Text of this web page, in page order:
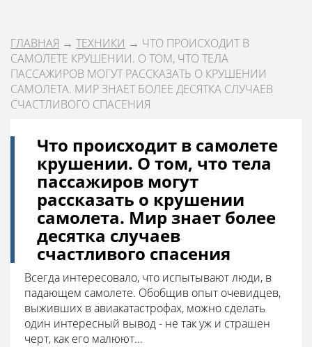
ГЛАВНАЯ → ТЕХНИКИ → ЧТО ПРОИСХОДИТ В
САМОЛЕТЕ КРУШЕНИИ. О ТОМ, ЧТО ТЕЛА
ПАССАЖИРОВ МОГУТ РАССКАЗАТЬ О КРУШЕНИИ
САМОЛЕТА. МИР ЗНАЕТ БОЛЕЕ ДЕСЯТКА СЛУЧАЕВ
СЧАСТЛИВОГО СПАСЕНИЯ
Что происходит в самолете
крушении. О том, что тела
пассажиров могут
рассказать о крушении
самолета. Мир знает более
десятка случаев
счастливого спасения
Всегда интересовало, что испытывают люди, в
падающем самолете. Обобщив опыт очевидцев,
выживших в авиакатастрофах, можно сделать
один интересный вывод - не так уж и страшен
черт, как его малюют...